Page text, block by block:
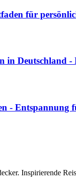
für
in Deutschland
- Entspannung
Inspirierende